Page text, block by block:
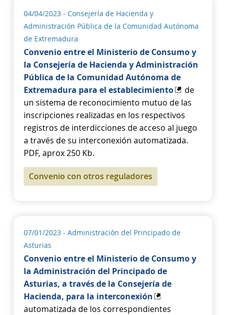
04/04/2023 - Consejería de Hacienda y
Administración Pública de la Comunidad Autónoma
de Extremadura
Convenio entre el Ministerio de Consumo y
la Consejería de Hacienda y Administración
Pública de la Comunidad Autónoma de
Extremadura para el establecimiento
de
un sistema de reconocimiento mutuo de las
inscripciones realizadas en los respectivos
registros de interdicciones de acceso al juego
a través de su interconexión automatizada.
PDF, aprox 250 Kb.
Convenio con otros reguladores
07/01/2023 - Administración del Principado de
Asturias
Convenio entre el Ministerio de Consumo y
la Administración del Principado de
Asturias, a través de la Consejería de
Hacienda, para la interconexión
automatizada de los correspondientes